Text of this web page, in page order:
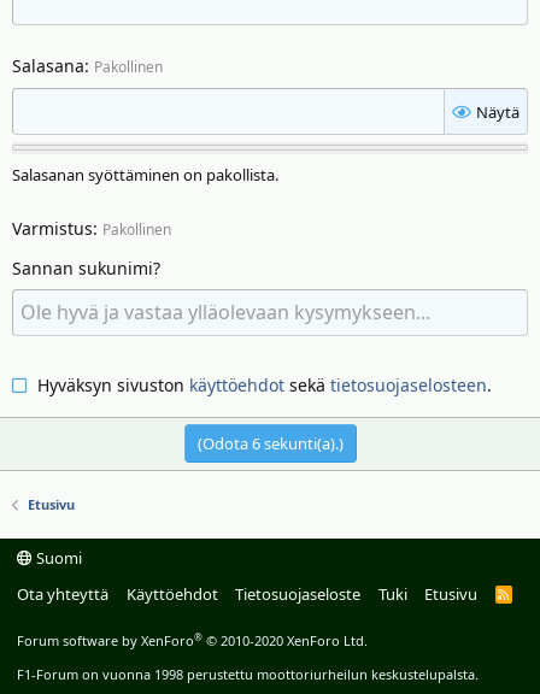
Salasana Pakollinen
Näytä
Salasanan syöttäminen on pakollista.
Varmistus Pakollinen
Sannan sukunimi?
Hyväksyn sivuston käyttöehdot sekä tietosuojaselosteen.
(Odota6sekunti(a).)
Etusivu
Suomi
Ota yhteyttä
Käyttöehdot Tietosuojaseloste Tuki Etusivu
R
Forum software by XenForo® © 2010-2020 XenForo Ltd.
F1-Forum on vuonna 1998 perustettu moottoriurheilun keskustelupalsta.